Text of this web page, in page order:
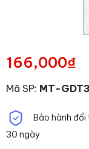
166,000₫
Mã SP: MT-
Bảo hành
30 ngày